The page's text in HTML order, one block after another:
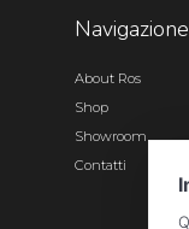
Navigazione
About Ros
Shop
Showroom
Contatti